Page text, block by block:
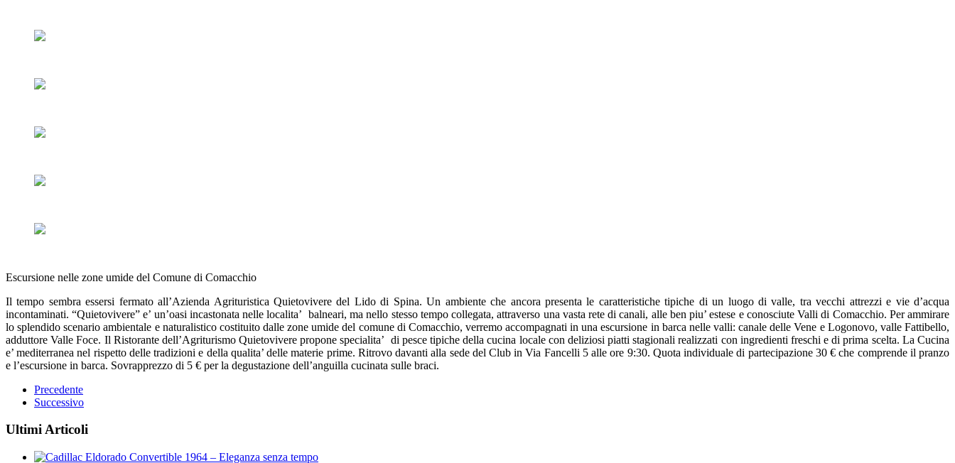
Escursione nelle zone umide del Comune di Comacchio
Il tempo sembra essersi fermato all’Azienda Agrituristica Quietovivere del Lido di Spina. Un ambiente che ancora presenta le caratteristiche tipiche di un luogo di valle, tra vecchi attrezzi e vie d’acqua
incontaminati. “Quietovivere” e’ un’oasi incastonata nelle localita’ balneari, ma nello stesso tempo collegata, attraverso una vasta rete di canali, alle ben piu’ estese e conosciute Valli di Comacchio. Per ammirare
lo splendido scenario ambientale e naturalistico costituito dalle zone umide del comune di Comacchio, verremo accompagnati in una escursione in barca nelle valli: canale delle Vene e Logonovo, valle Fattibello,
adduttore Valle Foce. Il Ristorante dell’Agriturismo Quietovivere propone specialita’ di pesce tipiche della cucina locale con deliziosi piatti stagionali realizzati con ingredienti freschi e di prima scelta. La Cucina
e’ mediterranea nel rispetto delle tradizioni e della qualita’ delle materie prime. Ritrovo davanti alla sede del Club in Via Fancelli 5 alle ore 9:30. Quota individuale di partecipazione 30 € che comprende il pranzo
e l’escursione in barca. Sovrapprezzo di 5 € per la degustazione dell’anguilla cucinata sulle braci.
Precedente
Successivo
Ultimi Articoli